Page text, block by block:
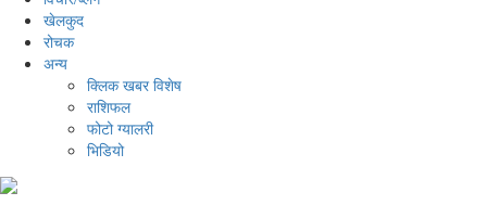
खेलकुद
रोचक
अन्य
क्लिक खबर विशेष
राशिफल
फोटो ग्यालरी
भिडियो